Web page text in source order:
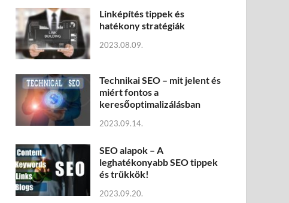
Linképítés tippek és
hatékony stratégiák
2023.08.09.
Technikai SEO – mit jelent és
miért fontos a
keresőoptimalizálásban
2023.09.14.
SEO alapok – A
leghatékonyabb SEO tippek
és trükkök!
2023.09.20.